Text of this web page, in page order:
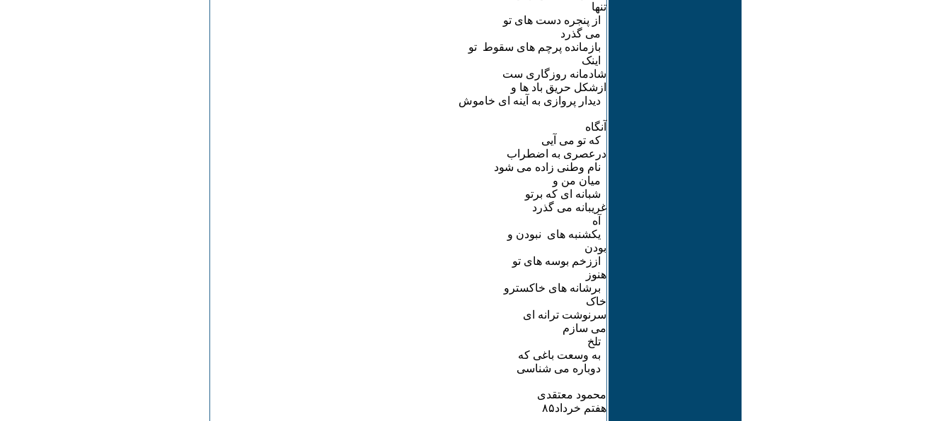
تنها
از پنجره دست های تو
می گذرد
بازمانده پرچم های سقوط تو
اینک
شادمانه روزگاری ست
ازشکل حریق باد ها و
دیدار پروازی به آینه ای خاموش
آنگاه
که تو می آیی
درعصری به اضطراب
نام وطنی زاده می شود
میان من و
شبانه ای که برتو
غریبانه می گذرد
آه
یکشنبه های نبودن و
بودن
اززخم بوسه های تو
هنوز
برشانه های خاکسترو
خاک
سرنوشت ترانه ای
می سازم
تلخ
به وسعت باغی که
دوباره می شناسی
محمود معتقدی
هفتم خرداد٨۵